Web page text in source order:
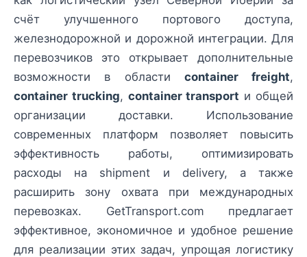
счёт улучшенного портового доступа,
железнодорожной и дорожной интеграции. Для
перевозчиков это открывает дополнительные
возможности в области container freight,
container trucking, container transport и общей
организации доставки. Использование
современных платформ позволяет повысить
эффективность работы, оптимизировать
расходы на shipment и delivery, а также
расширить зону охвата при международных
перевозках. GetTransport.com предлагает
эффективное, экономичное и удобное решение
для реализации этих задач, упрощая логистику